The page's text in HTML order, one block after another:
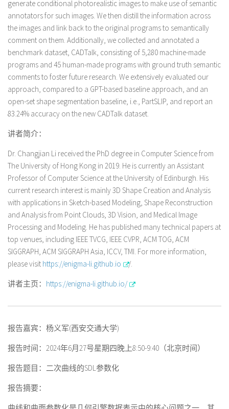
generate conditional photorealistic images to make use of semantic
annotators for such images. We then distill the information across
the images and link back to the original programs to semantically
comment on them. Additionally, we collected and annotated a
benchmark dataset, CADTalk, consisting of 5,280 machine-made
programs and 45 human-made programs with ground truth semantic
comments to foster future research. We extensively evaluated our
approach, compared to a GPT-based baseline approach, and an
open-set shape segmentation baseline, i.e., PartSLIP, and report an
83.24% accuracy on the new CADTalk dataset.
讲者简介：
Dr. Changjian Li received the PhD degree in Computer Science from
The University of Hong Kong in 2019. He is currently an Assistant
Professor of Computer Science at the University of Edinburgh. His
current research interest is mainly 3D Shape Creation and Analysis
with applications in Sketch-based Modeling, Shape Reconstruction
and Analysis from Point Clouds, 3D Vision, and Medical Image
Processing and Modeling. He has published many technical papers at
top venues, including IEEE TVCG, IEEE CVPR, ACM TOG, ACM
SIGGRAPH, ACM SIGGRAPH Asia, ICCV, TMI. For more information,
please visit https://enigma-li.github.io /.
讲者主页： https://enigma-li.github.io/
报告嘉宾：杨义军(西安交通大学)
报告时间：2024年6月27号星期四晚上8:50-9:40（北京时间）
报告题目：二次曲线的SDL参数化
报告摘要：